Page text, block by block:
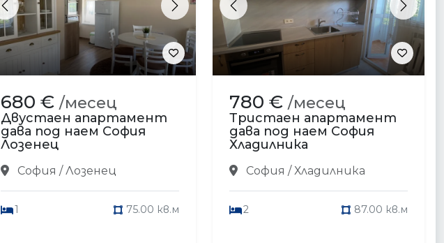
Previous Next
680 € /месец
Двустаен апартамент
дава под наем София
Лозенец
София / Лозенец
1 75.00 кв.м
Previous Next
780 € /месец
Тристаен апартамент
дава под наем София
Хладилника
София / Хладилника
2 87.00 кв.м